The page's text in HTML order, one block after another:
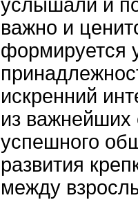
услышали и
важно и
формируется
искренний
из
успешного
развития
между